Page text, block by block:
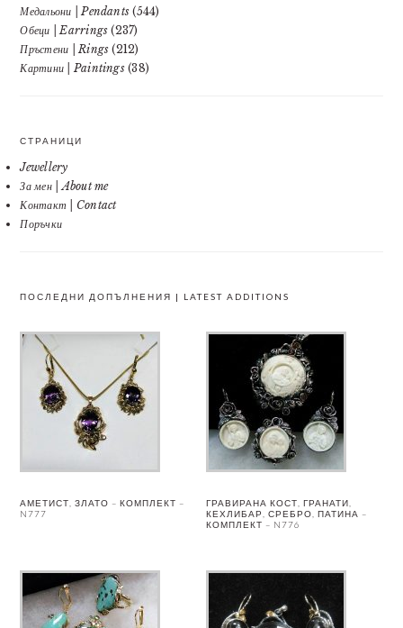
Медальони | Pendants (544)
Обеци | Earrings (237)
Пръстени | Rings (212)
Картини | Paintings(38)
СТРАНИЦИ
Jewellery
За мен | About me
Контакт | Contact
Поръчки
ПОСЛЕДНИ ДОПЪЛНЕНИЯ | LATEST ADDITIONS
АМЕТИСТ, ЗЛАТО – КОМПЛЕКТ –
N777
ГРАВИРАНА КОСТ, ГРАНАТИ,
КЕХЛИБАР, СРЕБРО, ПАТИНА –
КОМПЛЕКТ – N776